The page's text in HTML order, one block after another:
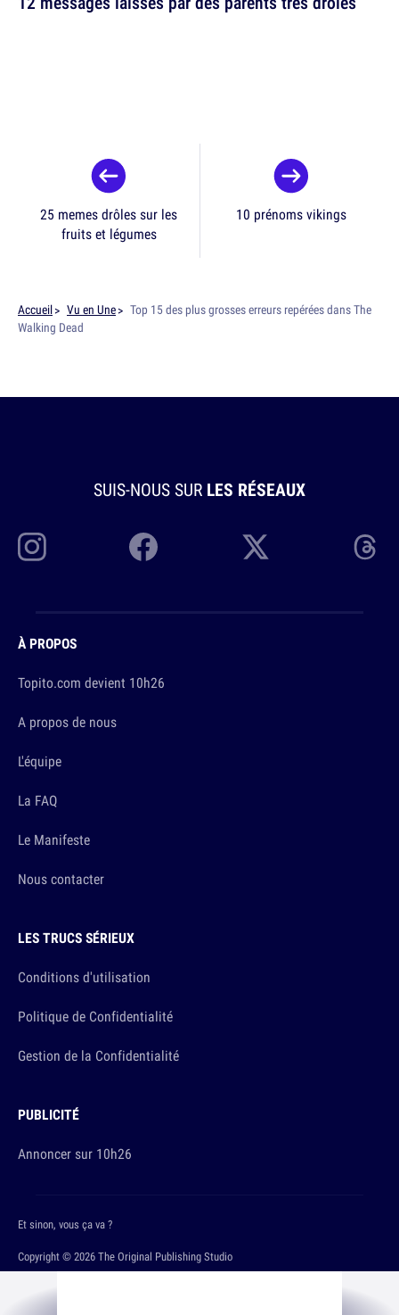
25 memes drôles sur les
fruits et légumes
10 prénoms vikings
Accueil Vu en Une
Top 15 des plus grosses erreurs repérées dans The
Walking Dead
SUIS-NOUS SUR LES RÉSEAUX
À PROPOS
Topito.com devient 10h26
A propos de nous
L'équipe
La FAQ
Le Manifeste
Nous contacter
LES TRUCS SÉRIEUX
Conditions d'utilisation
Politique de Confidentialité
Gestion de la Confidentialité
PUBLICITÉ
Annoncer sur 10h26
Copyright © 2026 The Original Publishing Studio
Et sinon, vous ça va ?